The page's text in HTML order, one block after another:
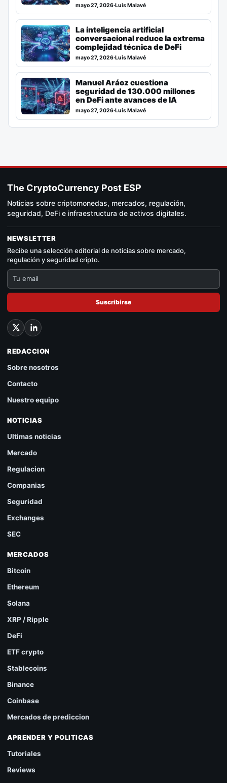
mayo 27, 2026·Luis Malavé
La inteligencia artificial
conversacional reduce la extrema
complejidad técnica de DeFi
mayo 27, 2026·Luis Malavé
Manuel Aráoz cuestiona
seguridad de 130.000 millones
en DeFi ante avances de IA
mayo 27, 2026·Luis Malavé
The CryptoCurrency Post ESP
Noticias sobre criptomonedas, mercados, regulación,
seguridad, DeFi e infraestructura de activos digitales.
NEWSLETTER
Recibe una selección editorial de noticias sobre mercado,
regulación y seguridad cripto.
Suscribirse
REDACCION
Sobre nosotros
Contacto
Nuestro equipo
NOTICIAS
Ultimas noticias
Mercado
Regulacion
Companias
Seguridad
Exchanges
SEC
MERCADOS
Bitcoin
Ethereum
Solana
XRP / Ripple
DeFi
ETF crypto
Stablecoins
Binance
Coinbase
Mercados de prediccion
APRENDER Y POLITICAS
Tutoriales
Reviews